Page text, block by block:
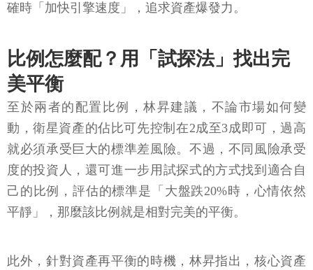
確時「加快引擎速度」，追求資產爆發力。
比例怎麼配？用「試探法」找出完
美平衡
至於兩者的配置比例，林昇建議，不論市場如何變
動，衛星資產的佔比可先控制在2成至3成即可，過高
就必須承受巨大的標準差風險。不過，不同風險承受
度的投資人，還可進一步用試探式的方式找到適合自
己的比例，評估的標準是「大盤跌20%時，心情依然
平靜」，那麼該比例就是相對完美的平衡。
此外，針對資產再平衡的時機，林昇指出，核心資產